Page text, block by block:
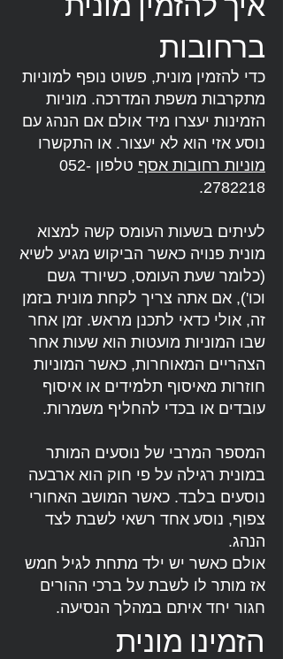
ברחובות
כדי להזמין מונית, פשוט נופף למוניות
מתקרבות משפת המדרכה. מוניות
הזמינות יעצרו מיד אולם אם הנהג עם
נוסע אזי הוא לא יעצור. או התקשרו
מוניות רחובות אסף טלפון 052-
2782218
.
לעיתים בשעות העומס קשה למצוא
מונית פנויה כאשר הביקוש מגיע לשיא
(כלומר שעת העומס, כשיורד גשם
וכו'), אם אתה צריך לקחת מונית בזמן
זה, אולי כדאי לתכנן מראש. זמן אחר
שבו המוניות מועטות הוא שעות אחר
הצהריים המאוחרות, כאשר המוניות
חוזרות מאיסוף תלמידים או איסוף
עובדים או בכדי להחליף משמרות.
המספר המרבי של נוסעים המותר
במונית רגילה על פי חוק הוא ארבעה
נוסעים בלבד. כאשר המושב האחורי
צפוף, נוסע אחד רשאי לשבת לצד
הנהג.
אולם כאשר יש ילד מתחת לגיל חמש
אז מותר לו לשבת על ברכי ההורים
חגור יחד איתם במהלך הנסיעה.
הזמינו מונית